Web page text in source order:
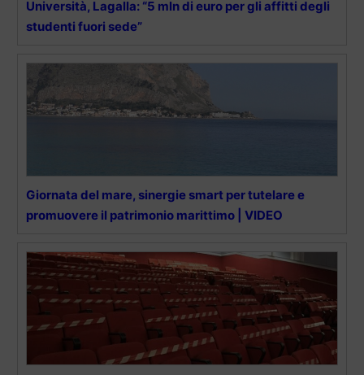
Università, Lagalla: “5 mln di euro per gli affitti degli
studenti fuori sede”
Giornata del mare, sinergie smart per tutelare e
promuovere il patrimonio marittimo | VIDEO